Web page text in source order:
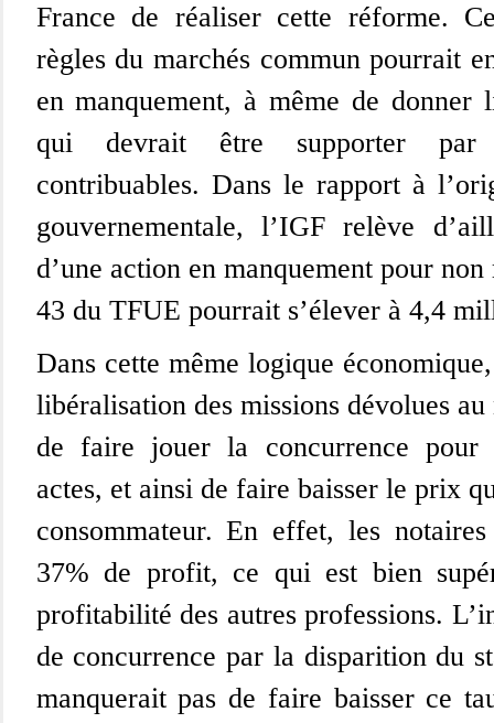
France de réaliser cette réforme.
règles du marchés commun pourrait
en manquement, à même de donner
qui devrait être supporter par
contribuables. Dans le rapport à
gouvernementale, l’IGF relève
d’une action en manquement pour
43 du TFUE pourrait s’élever à 4,4
Dans cette même logique
libéralisation des missions dévolues
de faire jouer la concurrence pour
actes, et ainsi de faire baisser le prix
consommateur. En effet, les
37% de profit, ce qui est bien
profitabilité des autres professions.
de concurrence par la disparition du
manquerait pas de faire baisser ce